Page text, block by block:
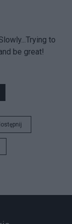
to
be great!